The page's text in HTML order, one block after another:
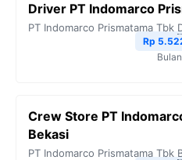
o
e
r
A
i
n
k
Driver PT Indomarco
PT Indomarco Prismatama Tbk
Rp
Crew Store PT
Bekasi
PT Indomarco Prismatama Tbk